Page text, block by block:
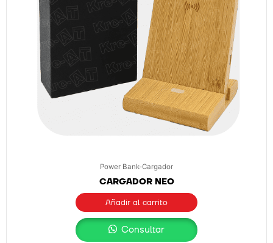
Power Bank-Cargador
CARGADOR NEO
Añadir al carrito
Consultar